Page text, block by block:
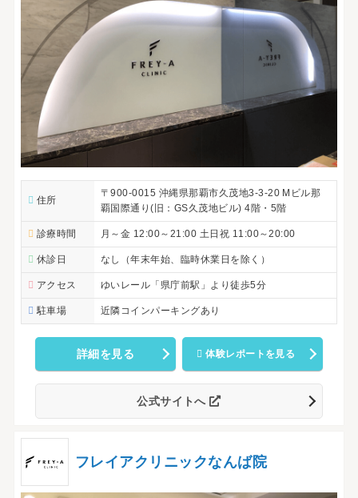
住所
〒900-0015 沖縄県那覇市久茂地3-3-20 Mビル那
覇国際通り(旧：GS久茂地ビル) 4階・5階
診療時間 月～金 12:00～21:00 土日祝 11:00～20:00
休診日 なし（年末年始、臨時休業日を除く）
アクセス ゆいレール「県庁前駅」より徒歩5分
駐車場 近隣コインパーキングあり
詳細を見る 体験レポートを見る
公式サイトへ
フレイアクリニックなんば院